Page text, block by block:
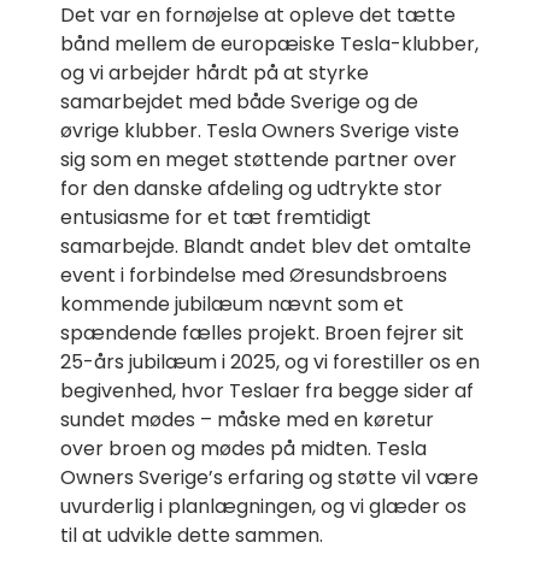
Det var en fornøjelse at opleve det tætte
bånd mellem de europæiske Tesla-klubber,
og vi arbejder hårdt på at styrke
samarbejdet med både Sverige og de
øvrige klubber. Tesla Owners Sverige viste
sig som en meget støttende partner over
for den danske afdeling og udtrykte stor
entusiasme for et tæt fremtidigt
samarbejde. Blandt andet blev det omtalte
event i forbindelse med Øresundsbroens
kommende jubilæum nævnt som et
spændende fælles projekt. Broen fejrer sit
25-års jubilæum i 2025, og vi forestiller os en
begivenhed, hvor Teslaer fra begge sider af
sundet mødes – måske med en køretur
over broen og mødes på midten. Tesla
Owners Sverige’s erfaring og støtte vil være
uvurderlig i planlægningen, og vi glæder os
til at udvikle dette sammen.